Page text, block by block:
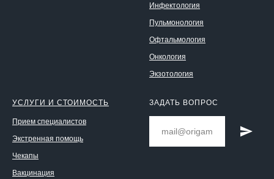
Инфектология
Пульмонология
Офтальмология
Онкология
Экзотология
УСЛУГИ И СТОИМОСТЬ
Прием специалистов
Экстренная помощь
Чекапы
Вакцинация
ЗАДАТЬ ВОПРОС